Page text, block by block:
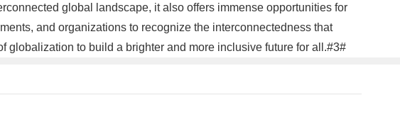
global landscape, it also offers immense opportunities for
and organizations to recognize the interconnectedness that
to build a brighter and more inclusive future for all.#3#